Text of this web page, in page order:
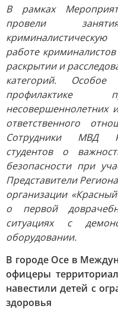
В рамках
провели
работе
раскрытии и
категорий.
профилактике
ответственного
Сотрудники МВД
студентов о
безопасности при
Представители
организации
о первой
ситуациях с
оборудовании.
В городе Осе в
офицеры
навестили детей с
здоровья